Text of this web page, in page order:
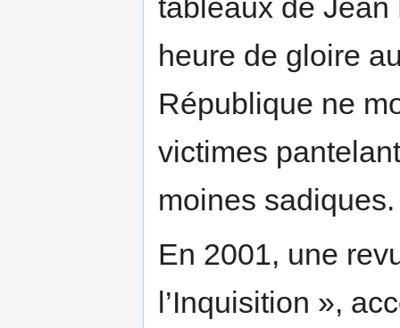
tableaux de
heure de gloire
République ne
victimes
moines sadiques.
En 2001, une
l’Inquisition »,